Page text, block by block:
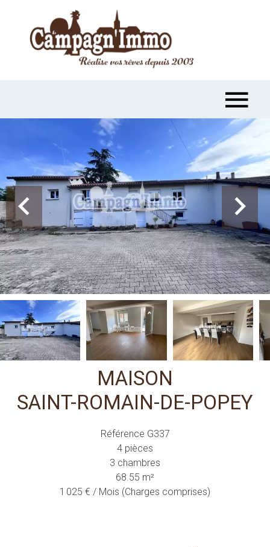
MAISON
SAINT-ROMAIN-DE-POPEY
Référence G337
4 pièces
3 chambres
68.55 m²
1 025 € / Mois (Charges comprises)